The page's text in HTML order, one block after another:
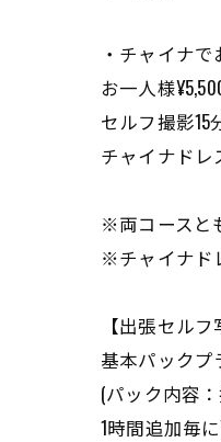
・チャイナ
お一人様
セルフ撮影15
チャイナドレ
※両コースと
※チャイナド
【出張セル
基本パックプ
(パック内容
1時間追加毎